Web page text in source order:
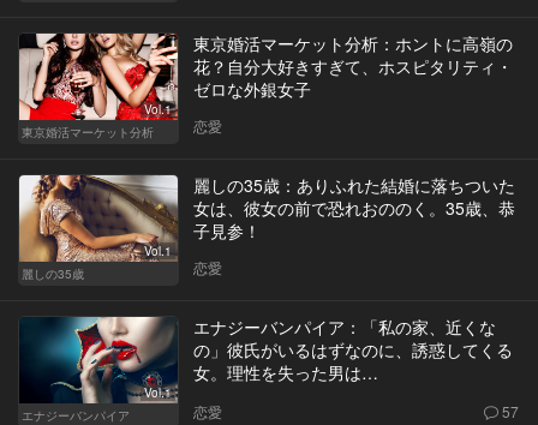
Vol.1
東京婚活マーケット分析
東京婚活マーケット分析：ホントに高嶺の
花？自分大好きすぎて、ホスピタリティ・
ゼロな外銀女子
恋愛
Vol.1
麗しの35歳
麗しの35歳：ありふれた結婚に落ちついた
女は、彼女の前で恐れおののく。35歳、恭
子見参！
恋愛
Vol.1
エナジーバンパイア
エナジーバンパイア：「私の家、近くな
の」彼氏がいるはずなのに、誘惑してくる
女。理性を失った男は…
恋愛 57